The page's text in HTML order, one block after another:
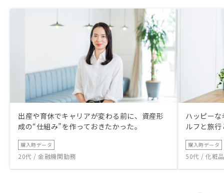
出産や育休でキャリアが変わる前に、資産形
成の“仕組み”を作っておきたかった。
購入時データ
20代 / 金融機関勤務
ハッピー
ルフと旅
購入時データ
50代 / 化粧